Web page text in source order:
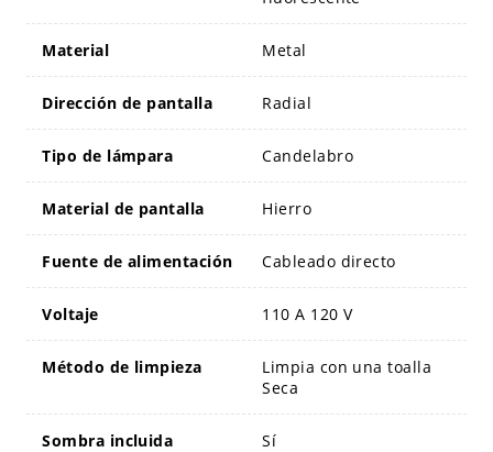
Material Metal
Dirección de pantalla Radial
Tipo de lámpara Candelabro
Material de pantalla Hierro
Fuente de alimentación Cableado directo
Voltaje 110 A 120 V
Método de limpieza
Limpia con una toalla
Seca
Sombra incluida Sí